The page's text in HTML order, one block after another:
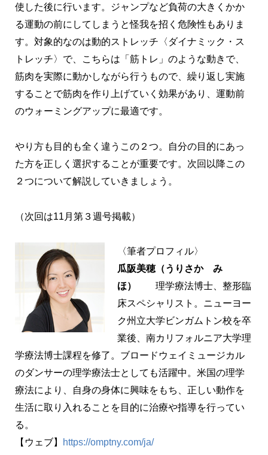
使した後に行います。ジャンプなど負荷の大きくかか
る運動の前にしてしまうと怪我を招く危険性もありま
す。対象的なのは動的ストレッチ〈ダイナミック・ス
トレッチ〉で、こちらは「筋トレ」のような動きで、
筋肉を実際に動かしながら行うもので、繰り返し実施
することで筋肉を作り上げていく効果があり、運動前
のウォーミングアップに最適です。
やり方も目的も全く違うこの２つ。自分の目的にあっ
た方を正しく選択することが重要です。次回以降この
２つについて解説していきましょう。
（次回は11月第３週号掲載）
〈筆者プロフィル〉
瓜阪美穂（うりさか み
ほ）
理学療法博士、整形臨
床スペシャリスト。ニューヨー
ク州立大学ビンガムトン校を卒
業後、南カリフォルニア大学理
学療法博士課程を修了。ブロードウェイミュージカル
のダンサーの理学療法士としても活躍中。米国の理学
療法により、自身の身体に興味をもち、正しい動作を
生活に取り入れることを目的に治療や指導を行ってい
る。
【ウェブ】
https://omptny.com/ja/